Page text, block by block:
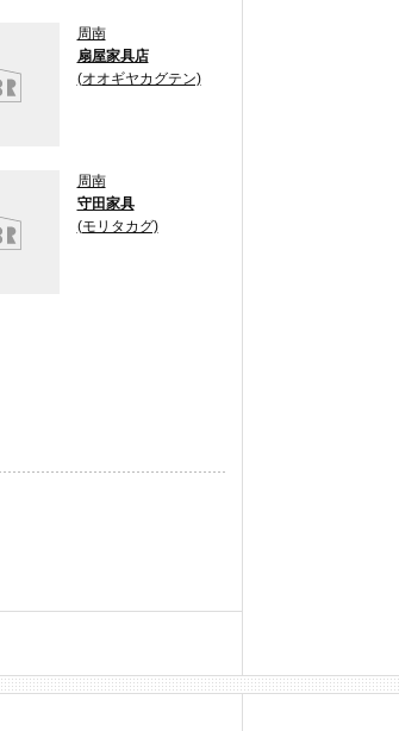
周南
扇屋家具店
(オオギヤカグテン)
周南
守田家具
(モリタカグ)